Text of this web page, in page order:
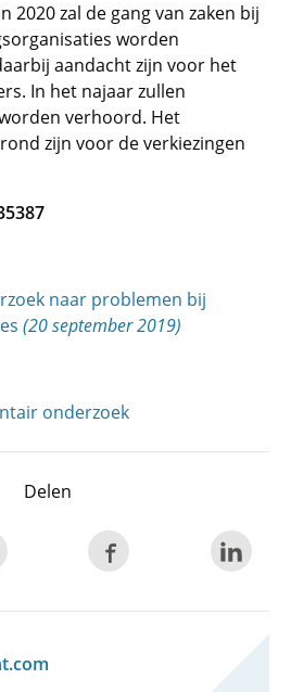
2020 zal de gang van zaken bij
worden
aandacht zijn voor het
In het najaar zullen
verhoord. Het
zijn voor de verkiezingen
naar problemen bij
(20 september 2019)
onderzoek
Delen